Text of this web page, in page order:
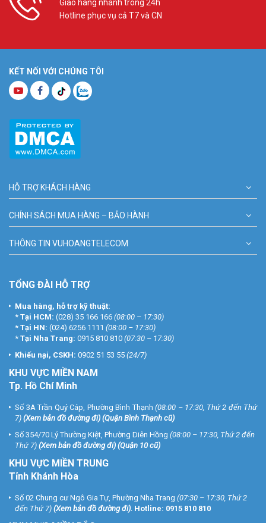
Giao hàng nhanh trong 24h
Hotline phục vụ cả T7 và CN
KẾT NỐI VỚI CHÚNG TÔI
HỖ TRỢ KHÁCH HÀNG
CHÍNH SÁCH MUA HÀNG – BẢO HÀNH
THÔNG TIN VUHOANGTELECOM
TỔNG ĐÀI HỖ TRỢ
Mua hàng, hỗ trợ kỹ thuật:
* Tại HCM: (028) 35 166 166 (08:00 – 17:30)
* Tại HN: (024) 6256 1111 (08:00 – 17:30)
* Tại Nha Trang: 0915 810 810 (07:30 – 17:30)
Khiếu nại, CSKH: 0902 51 53 55 (24/7)
KHU VỰC MIỀN NAM
Tp. Hồ Chí Minh
Số 3A Trần Quý Cáp, Phường Bình Thạnh (08:00 – 17:30, Thứ 2 đến Thứ
7) (Xem bản đồ đường đi) (Quận Bình Thạnh cũ)
Số 354/70 Lý Thường Kiệt, Phường Diên Hồng (08:00 – 17:30, Thứ 2 đến
Thứ 7) (Xem bản đồ đường đi) (Quận 10 cũ)
KHU VỰC MIỀN TRUNG
Tỉnh Khánh Hòa
Số 02 Chung cư Ngô Gia Tự, Phường Nha Trang (07:30 – 17:30, Thứ 2
đến Thứ 7) (Xem bản đồ đường đi). Hotline: 0915 810 810